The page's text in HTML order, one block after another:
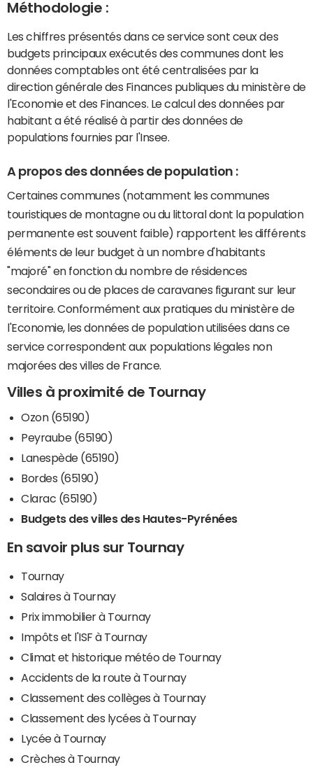
Méthodologie :
Les chiffres présentés dans ce service sont ceux des
budgets principaux exécutés des communes dont les
données comptables ont été centralisées par la
direction générale des Finances publiques du ministère de
l'Economie et des Finances. Le calcul des données par
habitant a été réalisé à partir des données de
populations fournies par l'Insee.
A propos des données de population :
Certaines communes (notamment les communes
touristiques de montagne ou du littoral dont la population
permanente est souvent faible) rapportent les différents
éléments de leur budget à un nombre d'habitants
"majoré" en fonction du nombre de résidences
secondaires ou de places de caravanes figurant sur leur
territoire. Conformément aux pratiques du ministère de
l'Economie, les données de population utilisées dans ce
service correspondent aux populations légales non
majorées des villes de France.
Villes à proximité de Tournay
Ozon (65190)
Peyraube (65190)
Lanespède (65190)
Bordes (65190)
Clarac (65190)
Budgets des villes des Hautes-Pyrénées
En savoir plus sur Tournay
Tournay
Salaires à Tournay
Prix immobilier à Tournay
Impôts et l'ISF à Tournay
Climat et historique météo de Tournay
Accidents de la route à Tournay
Classement des collèges à Tournay
Classement des lycées à Tournay
Lycée à Tournay
Crèches à Tournay